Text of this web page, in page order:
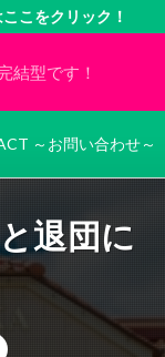
こをクリック！
結型です！
～お問い合わせ～
退団に